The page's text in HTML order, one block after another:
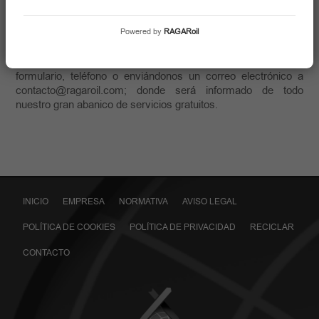
uniformado. Además contamos con una amplia flota de
vehículos para la prestación del servicio con contenedores
formulario, teléfono o enviándonos un correo electrónico a
contacto@ragaroil.com; donde será informado de todo
nuestro gran abanico de servicios gratuitos.
INICIO EMPRESA NORMATIVA AVISO LEGAL
POLÍTICA DE COOKIES POLÍTICA DE PRIVACIDAD RECICLAR
CONTACTO
Powered by RAGARoil